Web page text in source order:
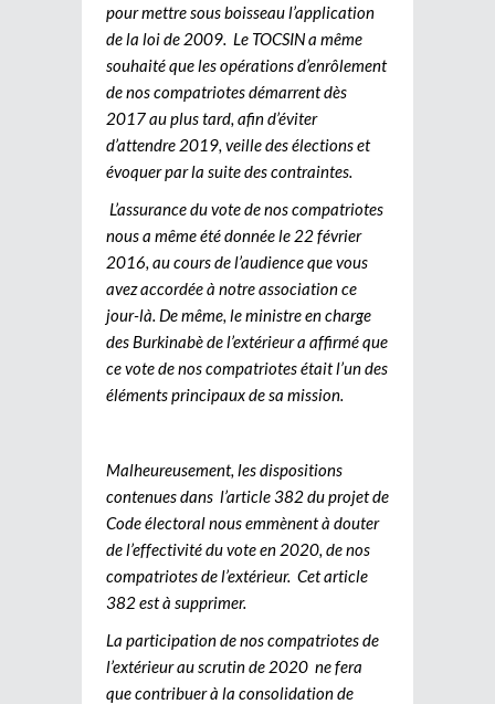
pour mettre sous boisseau l’application
de la loi de 2009. Le TOCSIN a même
souhaité que les opérations d’enrôlement
de nos compatriotes démarrent dès
2017 au plus tard, afin d’éviter
d’attendre 2019, veille des élections et
évoquer par la suite des contraintes.
L’assurance du vote de nos compatriotes
nous a même été donnée le 22 février
2016, au cours de l’audience que vous
avez accordée à notre association ce
jour-là. De même, le ministre en charge
des Burkinabè de l’extérieur a affirmé que
ce vote de nos compatriotes était l’un des
éléments principaux de sa mission.
Malheureusement, les dispositions
contenues dans l’article 382 du projet de
Code électoral nous emmènent à douter
de l’effectivité du vote en 2020, de nos
compatriotes de l’extérieur. Cet article
382 est à supprimer.
La participation de nos compatriotes de
l’extérieur au scrutin de 2020 ne fera
que contribuer à la consolidation de